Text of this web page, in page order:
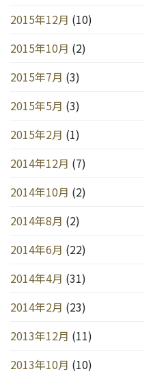
2015年12月 (10)
2015年10月 (2)
2015年7月 (3)
2015年5月 (3)
2015年2月 (1)
2014年12月 (7)
2014年10月 (2)
2014年8月 (2)
2014年6月 (22)
2014年4月 (31)
2014年2月 (23)
2013年12月 (11)
2013年10月 (10)